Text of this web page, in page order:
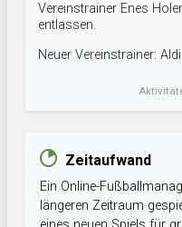
Vereinstrainer Enes
entlassen.
Neuer Vereinstrainer:
Zeitaufwand
Ein Online-
längeren Zeitraum